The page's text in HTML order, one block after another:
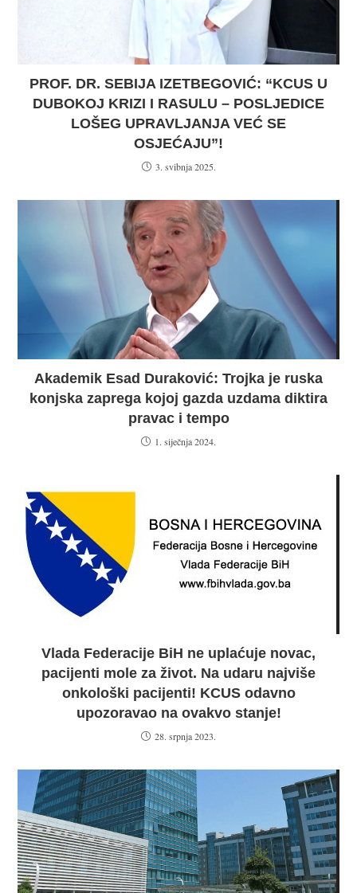
PROF. DR. SEBIJA IZETBEGOVIĆ: “KCUS U
DUBOKOJ KRIZI I RASULU – POSLJEDICE
LOŠEG UPRAVLJANJA VEĆ SE
OSJEĆAJU”!
3. svibnja 2025.
Akademik Esad Duraković: Trojka je ruska
konjska zaprega kojoj gazda uzdama diktira
pravac i tempo
1. siječnja 2024.
Vlada Federacije BiH ne uplaćuje novac,
pacijenti mole za život. Na udaru najviše
onkološki pacijenti! KCUS odavno
upozoravao na ovakvo stanje!
28. srpnja 2023.